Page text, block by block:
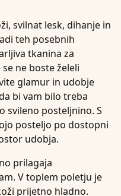
svilnat lesk, dihanje in
teh posebnih
tkanina za
ne boste želeli
glamur in udobje
bi vam bilo treba
svileno posteljnino. S
posteljo po dostopni
udobja.
prilagaja
V toplem poletju je
prijetno hladno.